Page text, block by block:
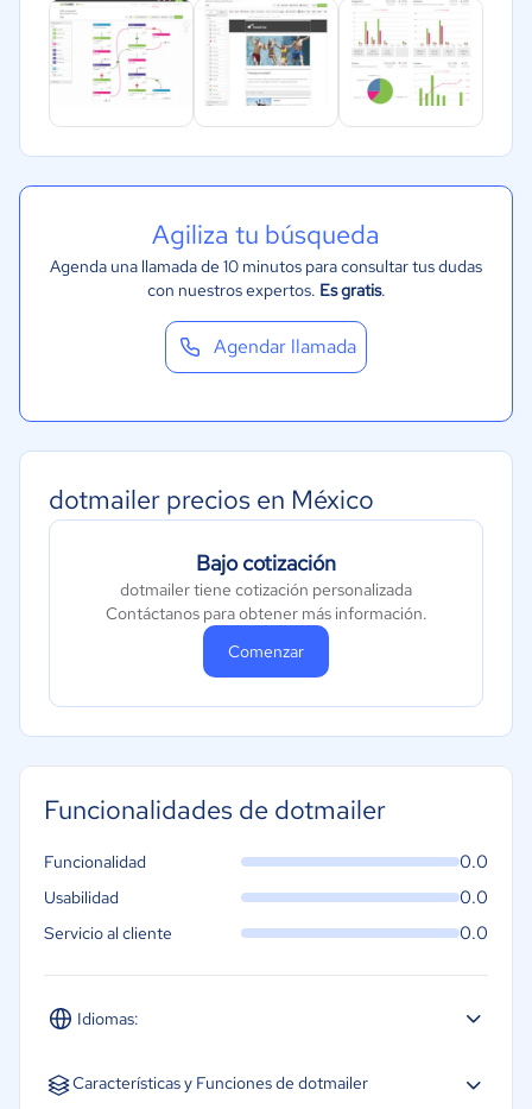
Agiliza tu búsqueda
Agenda una llamada de 10 minutos para consultar tus dudas
con nuestros expertos. Es gratis.
Agendar llamada
dotmailer precios en México
Bajo cotización
dotmailer tiene cotización personalizada
Contáctanos para obtener más información.
Comenzar
Funcionalidades de dotmailer
Idiomas:
Español Inglés Portugués
Funcionalidad 0.0
Usabilidad 0.0
Servicio al cliente 0.0
Características y Funciones de dotmailer